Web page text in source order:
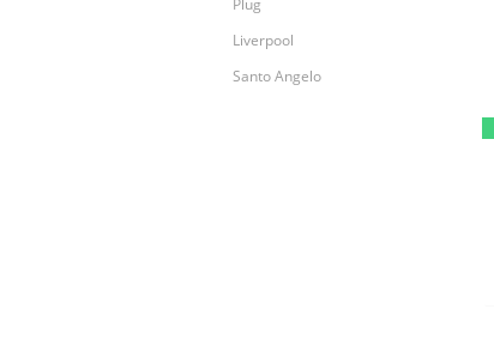
Plug
Liverpool
Santo Angelo